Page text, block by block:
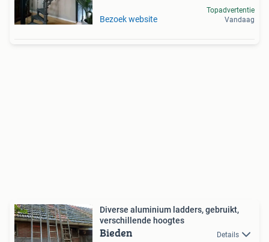
Bezoek website
Topadvertentie
Vandaag
Diverse aluminium ladders, gebruikt,
verschillende hoogtes
Bieden Details